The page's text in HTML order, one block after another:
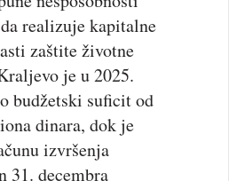
realizuje kapitalne
zaštite životne
je u 2025.
budžetski suficit od
dinara, dok je
izvršenja
31. decembra